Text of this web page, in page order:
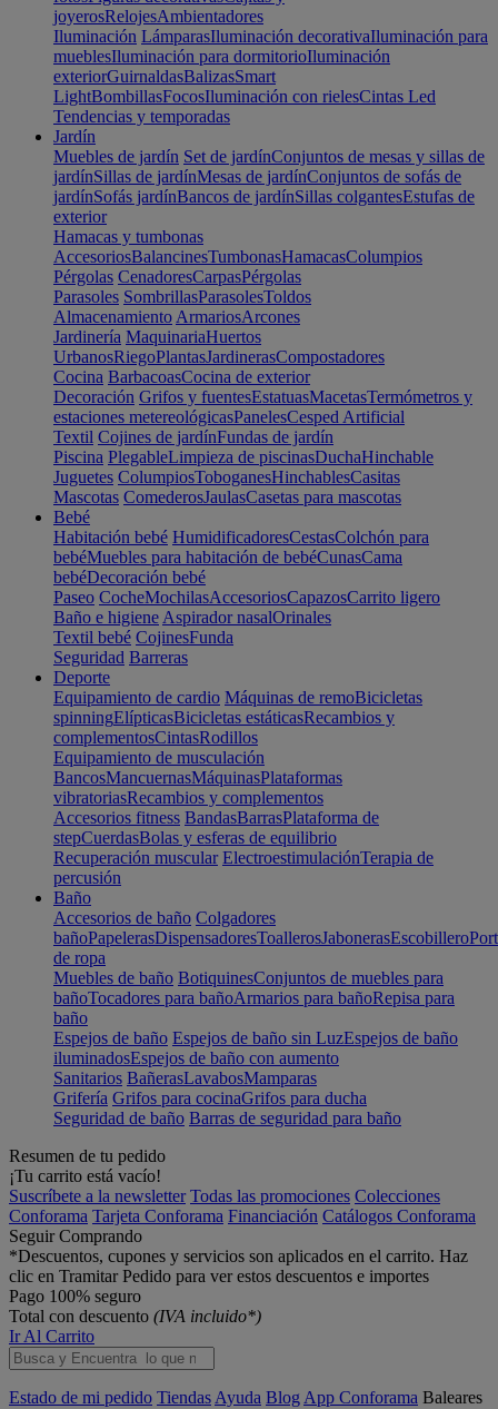
joyerosRelojesAmbientadores
Iluminación LámparasIluminación decorativaIluminación para
mueblesIluminación para dormitorioIluminación
exteriorGuirnaldasBalizasSmart
LightBombillasFocosIluminación con rielesCintas Led
Tendencias y temporadas
Jardín
Muebles de jardín Set de jardínConjuntos de mesas y sillas de
jardínSillas de jardínMesas de jardínConjuntos de sofás de
jardínSofás jardínBancos de jardínSillas colgantesEstufas de
exterior
Hamacas y tumbonas
AccesoriosBalancinesTumbonasHamacasColumpios
Pérgolas CenadoresCarpasPérgolas
Parasoles SombrillasParasolesToldos
Almacenamiento ArmariosArcones
Jardinería MaquinariaHuertos
UrbanosRiegoPlantasJardinerasCompostadores
Cocina BarbacoasCocina de exterior
Decoración Grifos y fuentesEstatuasMacetasTermómetros y
estaciones metereológicasPanelesCesped Artificial
Textil Cojines de jardínFundas de jardín
Piscina PlegableLimpieza de piscinasDuchaHinchable
Juguetes ColumpiosToboganesHinchablesCasitas
Mascotas ComederosJaulasCasetas para mascotas
Bebé
Habitación bebé HumidificadoresCestasColchón para
bebéMuebles para habitación de bebéCunasCama
bebéDecoración bebé
Paseo CocheMochilasAccesoriosCapazosCarrito ligero
Baño e higiene Aspirador nasalOrinales
Textil bebé CojinesFunda
Seguridad Barreras
Deporte
Equipamiento de cardio Máquinas de remoBicicletas
spinningElípticasBicicletas estáticasRecambios y
complementosCintasRodillos
Equipamiento de musculación
BancosMancuernasMáquinasPlataformas
vibratoriasRecambios y complementos
Accesorios fitness BandasBarrasPlataforma de
stepCuerdasBolas y esferas de equilibrio
Recuperación muscular ElectroestimulaciónTerapia de
percusión
Baño
Accesorios de baño Colgadores
bañoPapelerasDispensadoresToallerosJabonerasEscobillero
de ropa
Muebles de baño BotiquinesConjuntos de muebles para
bañoTocadores para bañoArmarios para bañoRepisa para
baño
Espejos de baño Espejos de baño sin LuzEspejos de baño
iluminadosEspejos de baño con aumento
Sanitarios BañerasLavabosMamparas
Grifería Grifos para cocinaGrifos para ducha
Seguridad de baño Barras de seguridad para baño
Resumen de tu pedido
¡Tu carrito está vacío!
Suscríbete a la newsletter Todas las promociones Colecciones
Conforama Tarjeta Conforama Financiación Catálogos Conforama
Seguir Comprando
*Descuentos, cupones y servicios son aplicados en el carrito. Haz
clic en Tramitar Pedido para ver estos descuentos e importes
Pago 100% seguro
Total con descuento (IVA incluido*)
Ir Al Carrito
Estado de mi pedido Tiendas Ayuda Blog App Conforama Baleares